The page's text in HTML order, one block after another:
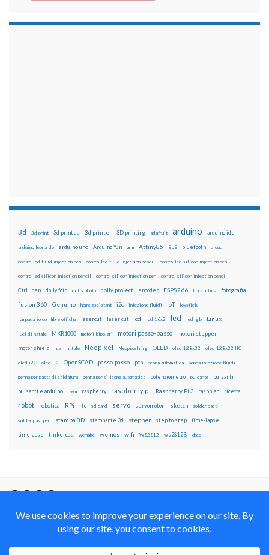
3d 3d print 3d printed 3d printer 3D printing adafruit arduino arduino ide
arduino leonardo arduino uno Arduino Yún arm Attiny85 BLE bluetooth cloud
controlled fluid injection pen controlled fluid injection pencil controlled silicon injection pen
controlled silicon injection pencil control silicon injection pen control silicon injection pencil
CtrlJ pen dolly foto dolly photo dolly project encoder ESP8266 fibra ottica fotografia
fusion 360 Genuino home assistant i2c iniezione fluidi IoT joystick
lampadario con fibre ottiche lasercut laser cut lcd lcd 16x2 led led rgb Linux
luci di natale MKR1000 motori bipolari motori passo-passo motori stepper
motor shield nas natale Neopixel Neopixel ring OLED oled 128x32 oled 128x32 IIC
oled i2C oled IIC OpenSCAD passo-passo pcb penna automatica penna iniezione fluidi
penna per pasta di saldatura penna per silicone automatica potenziometro pulsante pulsanti
pulsanti e arduino pwm raspberry raspberry pi Raspberry Pi 3 raspbian ricetta
robot robotica RPi rtc sd card servo servomotori sketch solder past
solder past pen stampa 3D stampante 3d stepper step to step time-lapse
timelapse tinkercad wemake wemos wifi WS2812 ws2812B xbee
con Licenza
Creative Commons Attribution Non commercial Share
Alike 4.0 International